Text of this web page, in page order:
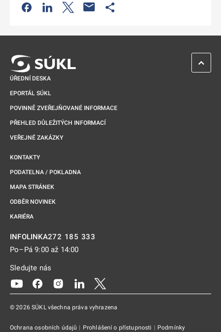
Odkaz se otevře na nové kartě
Odkaz se otevře na nové kartě
Odkaz se otevře na nové kartě
ÚŘEDNÍ DESKA
EPORTÁL SÚKL
POVINNĚ ZVEŘEJŇOVANÉ INFORMACE
PŘEHLED DŮLEŽITÝCH INFORMACÍ
VEŘEJNÉ ZAKÁZKY
KONTAKTY
PODATELNA / POKLADNA
MAPA STRÁNEK
ODBĚR NOVINEK
KARIÉRA
INFOLINKA272 185 333
Po–Pá 9:00 až 14:00
Sledujte nás
Odkaz se otevře na nové kartě
Odkaz se otevře na nové kartě
Odkaz se otevře na nové kartě
Odkaz se otevře na nové kartě
© 2026 SÚKL všechna práva vyhrazena
Ochrana osobních údajů | Prohlášení o přístupnosti | Podmínky
ZPĚT